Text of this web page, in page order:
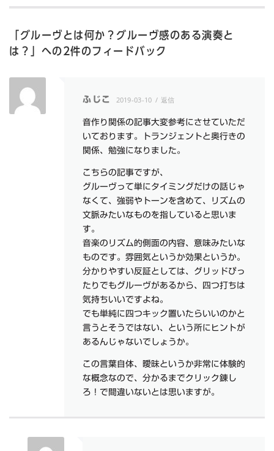
グルーヴとは何か？グルーヴ感のある演奏と
は？
」への2件のフィードバック
ふじこ 2019-03-10 返信
音作り関係の記事大変参考にさせていただ
いております。トランジェントと奥行きの
関係、勉強になりました。
こちらの記事ですが、
グルーヴって単にタイミングだけの話じゃ
なくて、強弱やトーンを含めて、リズムの
文脈みたいなものを指していると思いま
す。
音楽のリズム的側面の内容、意味みたいな
ものです。雰囲気というか効果というか。
分かりやすい反証としては、グリッドぴっ
たりでもグルーヴがあるから、四つ打ちは
気持ちいいですよね。
でも単純に四つキック置いたらいいのかと
言うとそうではない、という所にヒントが
あるんじゃないでしょうか。
この言葉自体、曖昧というか非常に体験的
な概念なので、分かるまでクリック錬し
ろ！で間違いないとは思いますが。